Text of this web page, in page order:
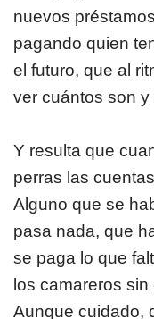
nuevos
pagando quien
el futuro, que al
ver cuántos son
Y resulta que
perras las
Alguno que se
pasa nada, que
se paga lo que
los camareros
Aunque cuidado,